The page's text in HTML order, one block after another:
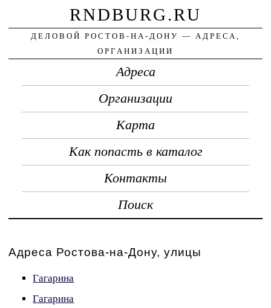
RNDBURG.RU
ДЕЛОВОЙ РОСТОВ-НА-ДОНУ — АДРЕСА,
ОРГАНИЗАЦИИ
Адреса
Организации
Карта
Как попасть в каталог
Контакты
Поиск
Адреса Ростова-на-Дону, улицы
Гагарина
Гагарина